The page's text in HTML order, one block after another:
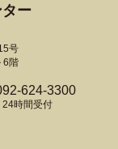
ー
号
6階
624-3300
24時間受付